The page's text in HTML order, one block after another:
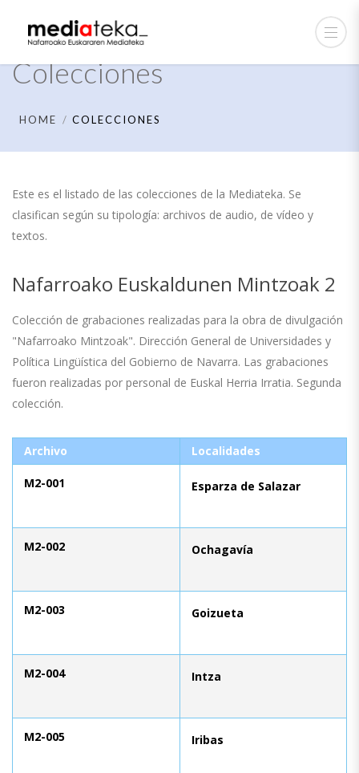
Colecciones
HOME COLECCIONES
Este es el listado de las colecciones de la Mediateka. Se
clasifican según su tipología: archivos de audio, de vídeo y
textos.
Nafarroako Euskaldunen Mintzoak 2
Colección de grabaciones realizadas para la obra de divulgación
"Nafarroako Mintzoak". Dirección General de Universidades y
Política Lingüística del Gobierno de Navarra. Las grabaciones
fueron realizadas por personal de Euskal Herria Irratia. Segunda
colección.
Archivo Localidades
M2-001 Esparza de Salazar
M2-002 Ochagavía
M2-003 Goizueta
M2-004 Intza
M2-005 Iribas